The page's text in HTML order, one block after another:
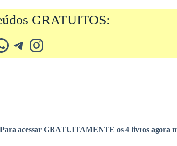
GRATUITOS:
Telegram Instagram
Para acessar GRATUITAMENTE os 4 livros agora